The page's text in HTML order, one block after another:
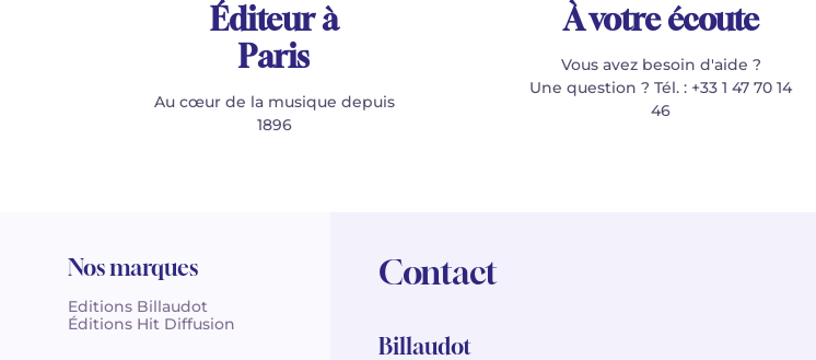
Éditeur à
Paris
Au cœur de la musique depuis
1896
À votre écoute
Vous avez besoin d'aide ?
Une question ? Tél. : +33 1 47 70 14
46
Nos marques
Editions Billaudot
Éditions Hit Diffusion
Contact
Billaudot